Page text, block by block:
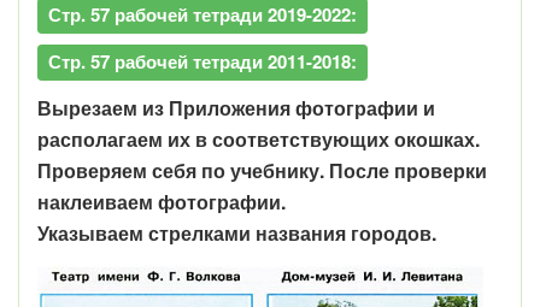
Стр. 57 рабочей тетради 2019-2022:
Стр. 57 рабочей тетради 2011-2018:
Вырезаем из Приложения фотографии и
располагаем их в соответствующих окошках.
Проверяем себя по учебнику. После проверки
наклеиваем фотографии.
Указываем стрелками названия городов.